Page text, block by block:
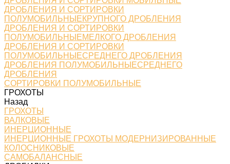
ДРОБЛЕНИЯ И СОРТИРОВКИ
ПОЛУМОБИЛЬНЫЕКРУПНОГО ДРОБЛЕНИЯ
ДРОБЛЕНИЯ И СОРТИРОВКИ
ПОЛУМОБИЛЬНЫЕМЕЛКОГО ДРОБЛЕНИЯ
ДРОБЛЕНИЯ И СОРТИРОВКИ
ПОЛУМОБИЛЬНЫЕСРЕДНЕГО ДРОБЛЕНИЯ
ДРОБЛЕНИЯ ПОЛУМОБИЛЬНЫЕСРЕДНЕГО
ДРОБЛЕНИЯ
СОРТИРОВКИ ПОЛУМОБИЛЬНЫЕ
ГРОХОТЫ
Назад
ГРОХОТЫ
ВАЛКОВЫЕ
ИНЕРЦИОННЫЕ
ИНЕРЦИОННЫЕ ГРОХОТЫ МОДЕРНИЗИРОВАННЫЕ
КОЛОСНИКОВЫЕ
САМОБАЛАНСНЫЕ